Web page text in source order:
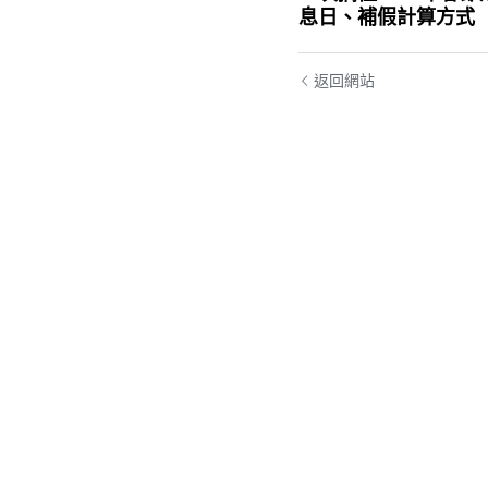
息日、補假計算方式
返回網站